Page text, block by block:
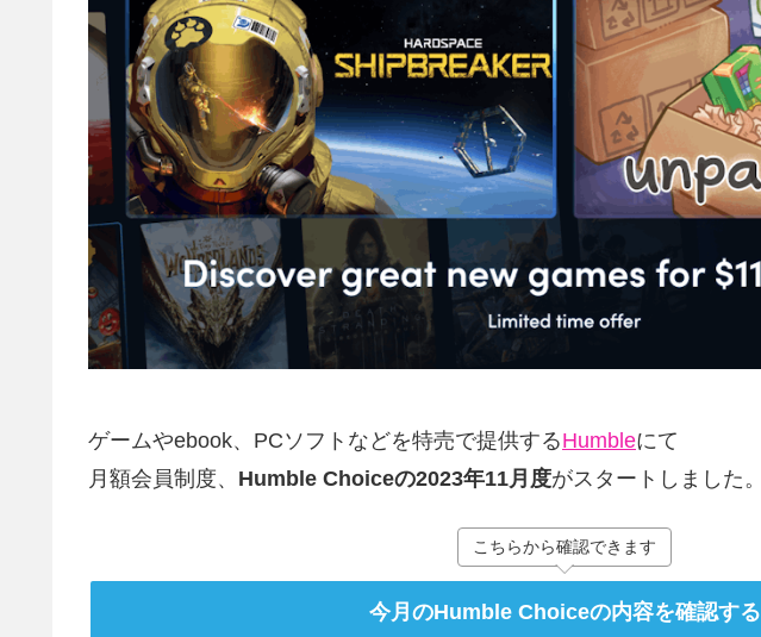
ゲームやebook、PCソフトなどを特売で提供するHumbleにて
月額会員制度、 Humble Choiceの2023年11月度がスタートしました。
こちらから確認できます
今月のHumble Choiceの内容を確認する